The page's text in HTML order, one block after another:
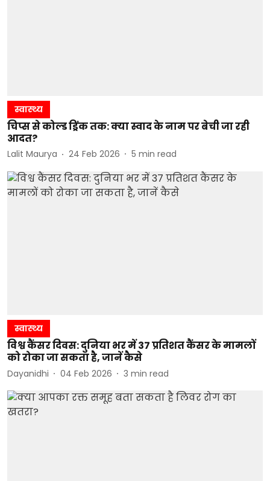
स्वास्थ्य
चिप्स से कोल्ड ड्रिंक तक: क्या स्वाद के नाम पर बेची जा रही
आदत?
Lalit Maurya 24 Feb 2026 5 min read
स्वास्थ्य
विश्व कैंसर दिवस: दुनिया भर में 37 प्रतिशत कैंसर के मामलों
को रोका जा सकता है, जानें कैसे
Dayanidhi 04 Feb 2026 3 min read